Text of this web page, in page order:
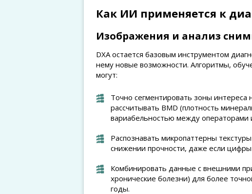
Как ИИ применяется к
Изображения и анализ
DXA остается базовым инструментом
нему новые возможности. Алгоритмы,
могут:
Точно сегментировать зоны интереса
рассчитывать BMD (плотность
вариабельностью между операторами
Распознавать микропаттерны
снижении прочности, даже если
Комбинировать данные с внешними
хронические болезни) для более
годы.